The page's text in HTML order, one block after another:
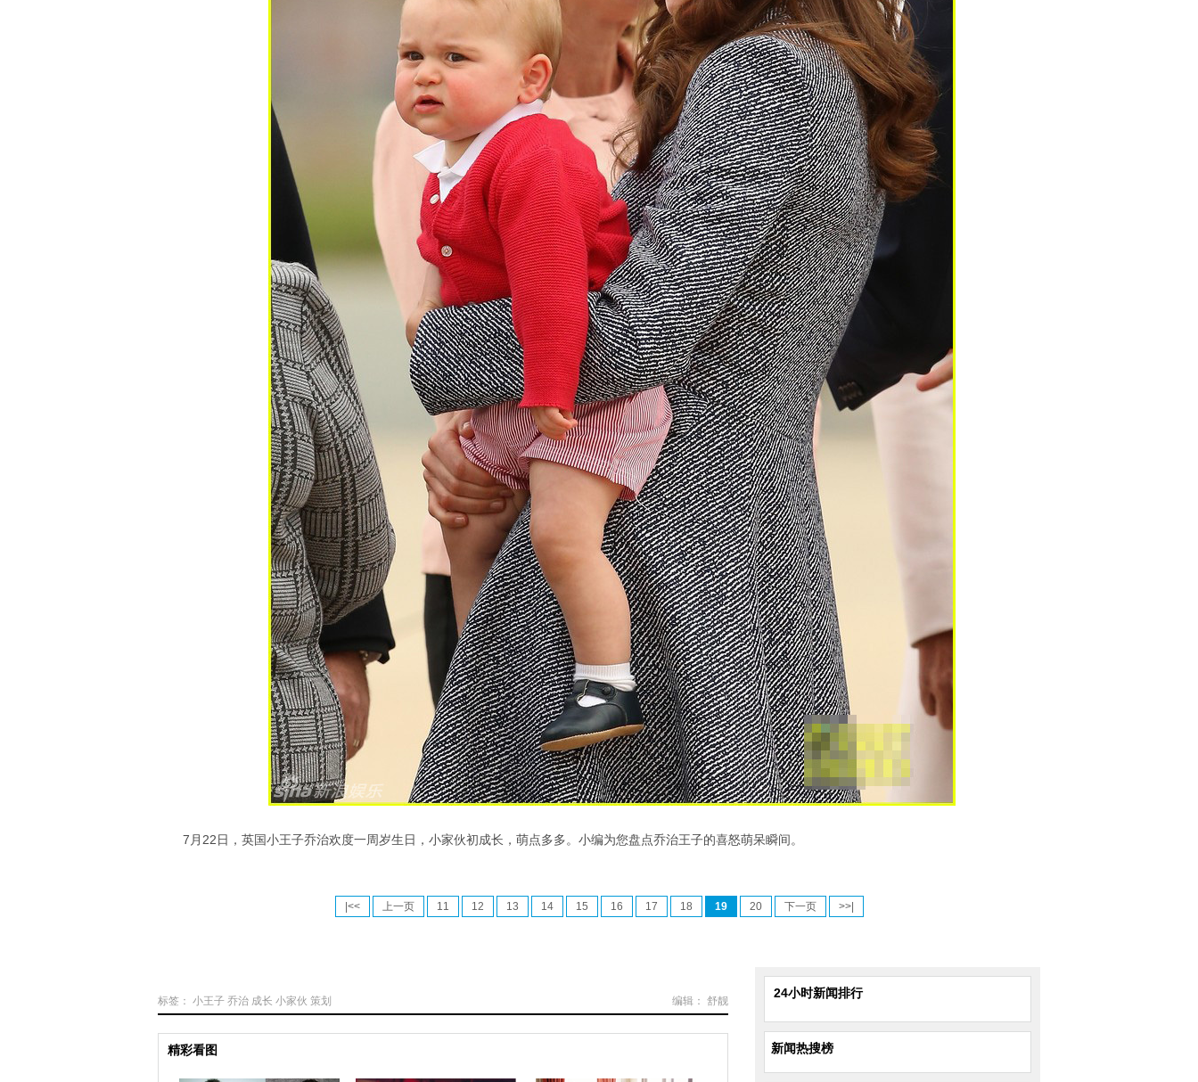
7月22日，英国小王子乔治欢度一周岁生日，小家伙初成长，萌点多多。小编为您盘点乔治王子的喜怒萌呆瞬间。
|<< 上一页 11 12 13 14 15 16 17 18 19 20 下一页 >>|
编辑： 舒靓
标签： 小王子 乔治 成长 小家伙 策划
精彩看图
24小时新闻排行
新闻热搜榜